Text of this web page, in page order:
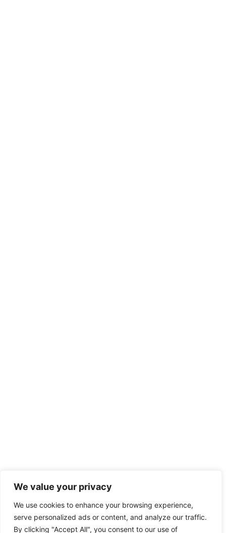
We value your privacy
We use cookies to enhance your browsing experience,
serve personalized ads or content, and analyze our traffic.
By clicking "Accept All", you consent to our use of